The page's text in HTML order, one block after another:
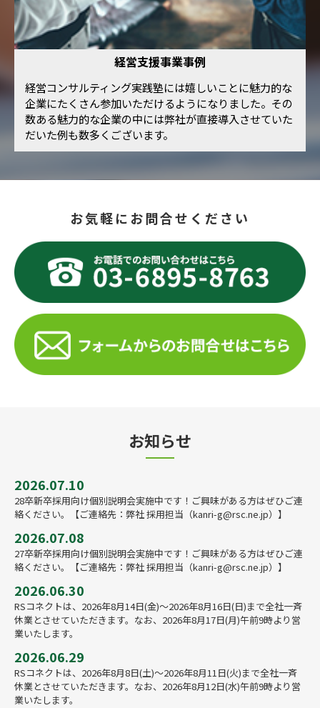
経営支援事業事例
経営コンサルティング実践塾には嬉しいことに魅力的な
企業にたくさん参加いただけるようになりました。その
数ある魅力的な企業の中には弊社が直接導入させていた
だいた例も数多くございます。
お気軽にお問合せください
お知らせ
2026.07.10
28卒新卒採用向け個別説明会実施中です！ご興味がある方はぜひご連
絡ください。【ご連絡先：弊社 採用担当（kanri-g@rsc.ne.jp）】
2026.07.08
27卒新卒採用向け個別説明会実施中です！ご興味がある方はぜひご連
絡ください。【ご連絡先：弊社 採用担当（kanri-g@rsc.ne.jp）】
2026.06.30
RSコネクトは、2026年8月14日(金)～2026年8月16日(日)まで全社一斉
休業とさせていただきます。なお、2026年8月17日(月)午前9時より営
業いたします。
2026.06.29
RSコネクトは、2026年8月8日(土)～2026年8月11日(火)まで全社一斉
休業とさせていただきます。なお、2026年8月12日(水)午前9時より営
業いたします。